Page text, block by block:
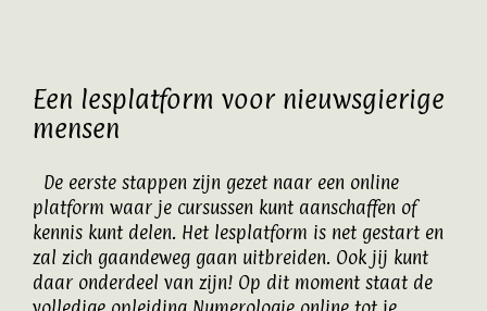
Online platform
Contact
Een lesplatform voor nieuwsgierige
mensen
De eerste stappen zijn gezet naar een online
platform waar je cursussen kunt aanschaffen of
kennis kunt delen. Het lesplatform is net gestart en
zal zich gaandeweg gaan uitbreiden. Ook jij kunt
daar onderdeel van zijn! Op dit moment staat de